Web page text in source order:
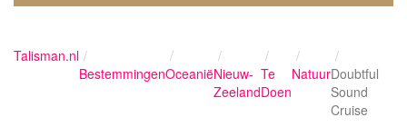
Talisman.nl
BestemmingenOceaniëNieuw-
Zeeland
Te
Doen
NatuurDoubtful
Sound
Cruise